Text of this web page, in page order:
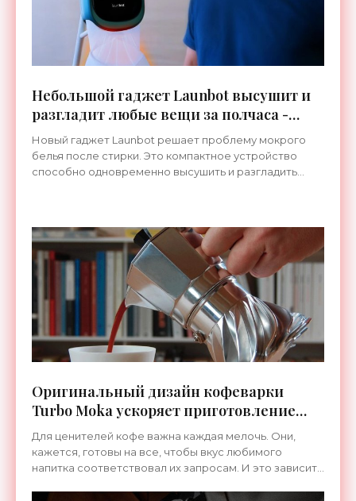
Небольшой гаджет Launbot высушит и
разгладит любые вещи за полчаса -
«Гаджеты»
Новый гаджет Launbot решает проблему мокрого
белья после стирки. Это компактное устройство
способно одновременно высушить и разгладить
Оригинальный дизайн кофеварки
Turbo Moka ускоряет приготовление
кофе в два раза - «Техника»
Для ценителей кофе важна каждая мелочь. Они,
кажется, готовы на все, чтобы вкус любимого
напитка соответствовал их запросам. И это зависит